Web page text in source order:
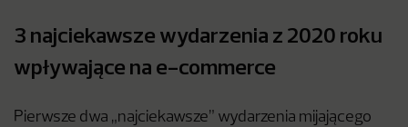
3 najciekawsze wydarzenia z 2020 roku
wpływające na e-commerce
Pierwsze dwa „najciekawsze” wydarzenia mijającego